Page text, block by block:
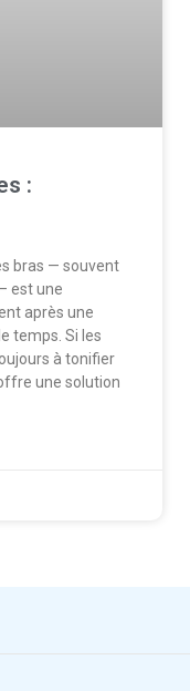
:
bras — souvent
est une
après une
temps. Si les
à tonifier
une solution